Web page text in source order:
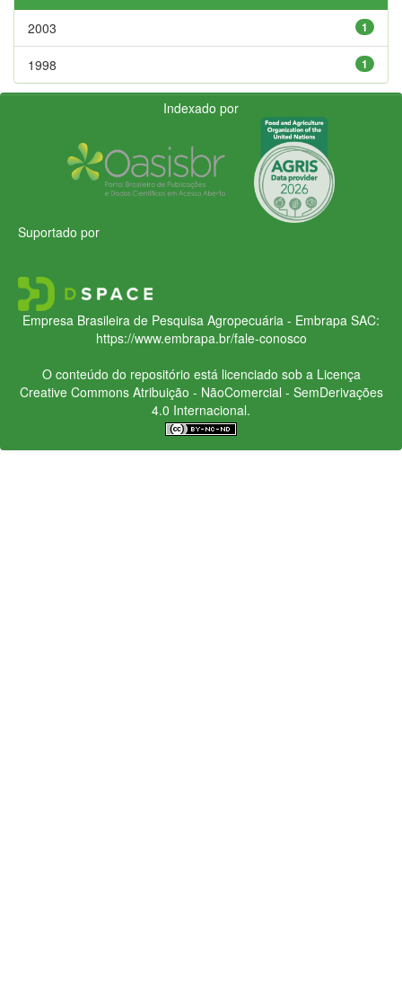
1
2003
1
1998
Indexado por
Suportado por
Empresa Brasileira de Pesquisa Agropecuária - Embrapa SAC:
https://www.embrapa.br/fale-conosco
O conteúdo do repositório está licenciado sob a Licença
Creative CommonsAtribuição - NãoComercial - SemDerivações
4.0 Internacional.